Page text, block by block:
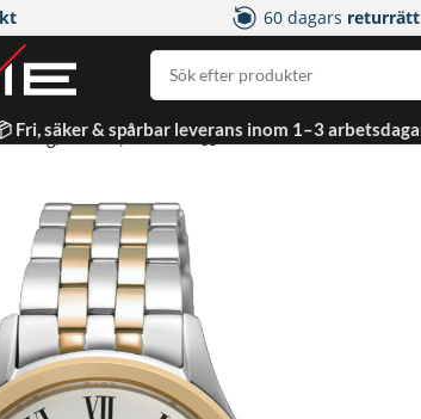
60 dagars returrätt
Fri, säker & spårbar leverans inom 1–3 arbetsdagar
Stål 29,6 mm